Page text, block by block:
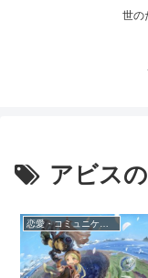
世の
アビス